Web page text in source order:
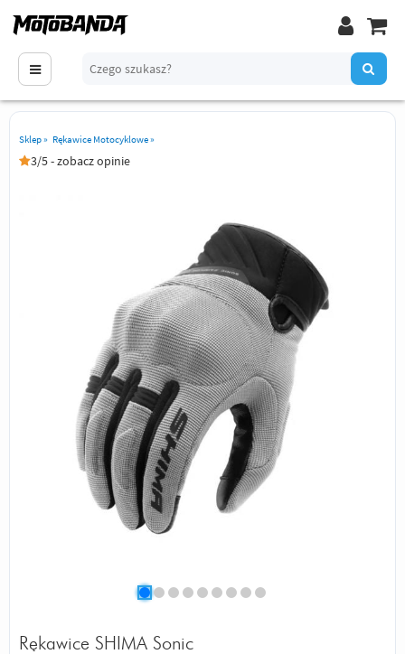
Sklep» Rękawice Motocyklowe»
3/5 - zobacz opinie
Rękawice SHIMA Sonic